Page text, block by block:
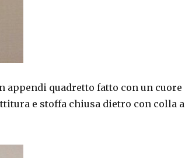
appendi quadretto fatto con un cuore
e stoffa chiusa dietro con colla a